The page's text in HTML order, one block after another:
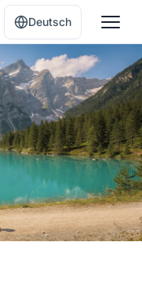
Deutsch